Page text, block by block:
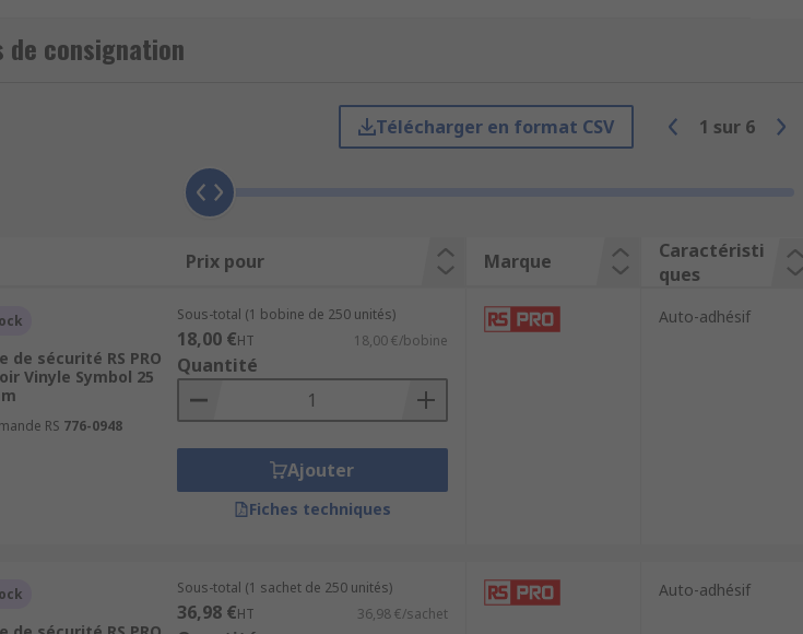
de sécurité électrique sont suivies
de travail
de consignation
Télécharger en format CSV 1 sur 6
Prix pour Marque
Caractéristi
ques
de sécurité RS PRO
Vinyle Symbol 25
RS 776-0948
Sous-total (1 bobine de 250 unités)
18,00 €HT 18,00 €/bobine
Quantité
Ajouter
Fiches techniques
Auto-adhésif
Sous-total (1 sachet de 250 unités)
36,98 €HT 36,98 €/sachet
Auto-adhésif